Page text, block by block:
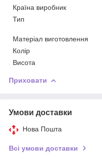
Країна виробник
Тип
Матеріал виготовлення
Колір
Висота
Приховати
Умови доставки
Нова Пошта
Всі умови доставки